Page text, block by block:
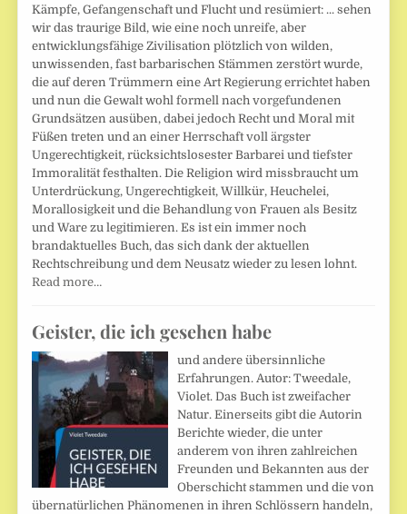
Kämpfe, Gefangenschaft und Flucht und resümiert: ... sehen
wir das traurige Bild, wie eine noch unreife, aber
entwicklungsfähige Zivilisation plötzlich von wilden,
unwissenden, fast barbarischen Stämmen zerstört wurde,
die auf deren Trümmern eine Art Regierung errichtet haben
und nun die Gewalt wohl formell nach vorgefundenen
Grundsätzen ausüben, dabei jedoch Recht und Moral mit
Füßen treten und an einer Herrschaft voll ärgster
Ungerechtigkeit, rücksichtslosester Barbarei und tiefster
Immoralität festhalten. Die Religion wird missbraucht um
Unterdrückung, Ungerechtigkeit, Willkür, Heuchelei,
Morallosigkeit und die Behandlung von Frauen als Besitz
und Ware zu legitimieren. Es ist ein immer noch
brandaktuelles Buch, das sich dank der aktuellen
Rechtschreibung und dem Neusatz wieder zu lesen lohnt.
Read more…
Geister, die ich gesehen habe
und andere übersinnliche
Erfahrungen. Autor: Tweedale,
Violet. Das Buch ist zweifacher
Natur. Einerseits gibt die Autorin
Berichte wieder, die unter
anderem von ihren zahlreichen
Freunden und Bekannten aus der
Oberschicht stammen und die von
übernatürlichen Phänomenen in ihren Schlössern handeln,